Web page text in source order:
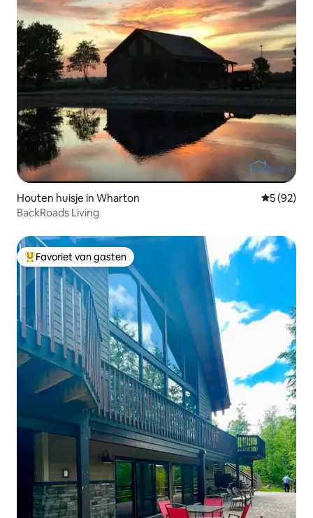
Houten huisje in Wharton
5 (92)
BackRoads Living
Topfavoriet van gasten
Favoriet van gasten